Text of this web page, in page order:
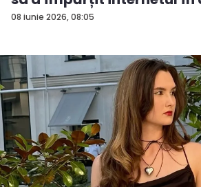
08 iunie 2026, 08:05